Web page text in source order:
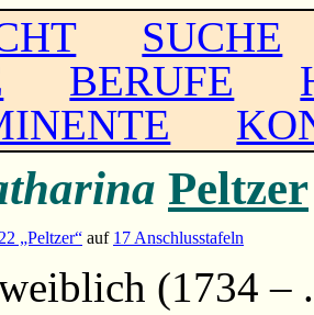
SUCHE
BERUFE
Peltzer
22 „Peltzer“ auf 17 Anschlusstafeln
(1734 –